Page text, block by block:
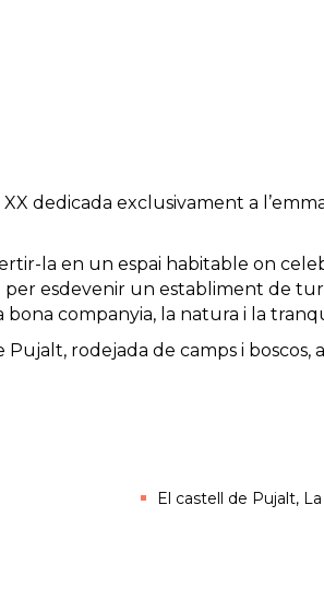
dedicada exclusivament a
la en un espai habitable on
per esdevenir un establiment de
companyia, la natura i la
rodejada de camps i boscos,
El castell de Pujalt,